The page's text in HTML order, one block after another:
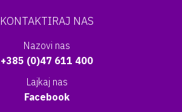
KONTAKTIRAJ NAS
Nazovi nas
+385 (0)47 611 400
Lajkaj nas
Facebook